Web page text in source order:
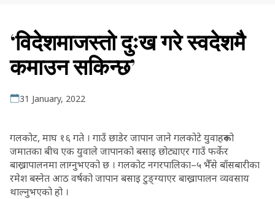
‘विदेशमाजस्तो दुःख गरे स्वदेशमै
कमाउन सकिन्छ’
31 January, 2022
गलकोट, माघ १६ गते । गाउँ छाडेर जापान जाने गलकोटे युवाहरूको
जमातका बीच एक युवाले जापानको बसाइ छोट्याएर गाउँ फर्केर
बाख्रापालनमा लाग्नुभएको छ । गलकोट नगरपालिका–५ भैँसे बाँसबारीका
रमेश बस्नेत आठ वर्षको जापान बसाइ टुङ्ग्याएर बाख्रापालन व्यवसाय
थाल्नुभएको हो ।